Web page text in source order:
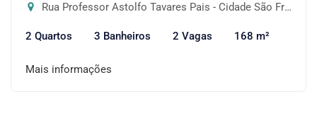
Rua Professor Astolfo Tavares Pais - Cidade São Francisco, São Paulo-SP
2 Quartos 3 Banheiros 2 Vagas 168 m²
Mais informações